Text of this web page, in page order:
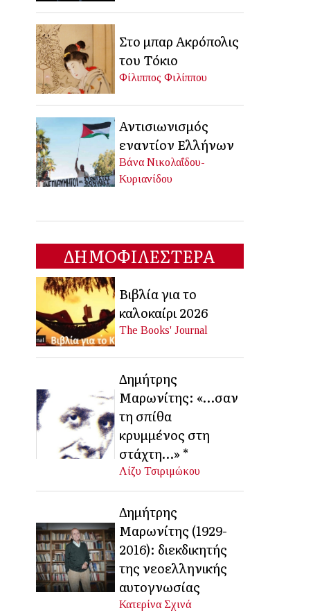
Στο μπαρ Ακρόπολις
του Τόκιο
Φίλιππος Φιλίππου
Αντισιωνισμός
εναντίον Ελλήνων
Βάνα Νικολαΐδου-
Κυριανίδου
ΔΗΜΟΦΙΛΕΣΤΕΡΑ
Βιβλία για το
καλοκαίρι 2026
The Books' Journal
Δημήτρης
Μαρωνίτης: «…σαν
τη σπίθα
κρυμμένος στη
στάχτη…» *
Λίζυ Τσιριμώκου
Δημήτρης
Μαρωνίτης (1929-
2016): διεκδικητής
της νεοελληνικής
αυτογνωσίας
Κατερίνα Σχινά